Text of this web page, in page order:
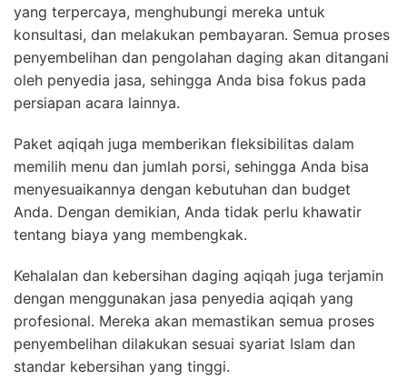
yang terpercaya, menghubungi mereka untuk
konsultasi, dan melakukan pembayaran. Semua proses
penyembelihan dan pengolahan daging akan ditangani
oleh penyedia jasa, sehingga Anda bisa fokus pada
persiapan acara lainnya.
Paket aqiqah juga memberikan fleksibilitas dalam
memilih menu dan jumlah porsi, sehingga Anda bisa
menyesuaikannya dengan kebutuhan dan budget
Anda. Dengan demikian, Anda tidak perlu khawatir
tentang biaya yang membengkak.
Kehalalan dan kebersihan daging aqiqah juga terjamin
dengan menggunakan jasa penyedia aqiqah yang
profesional. Mereka akan memastikan semua proses
penyembelihan dilakukan sesuai syariat Islam dan
standar kebersihan yang tinggi.